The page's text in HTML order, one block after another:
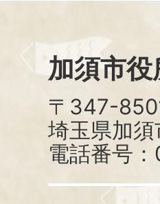
加須市役
〒347-
埼玉県加須
電話番号